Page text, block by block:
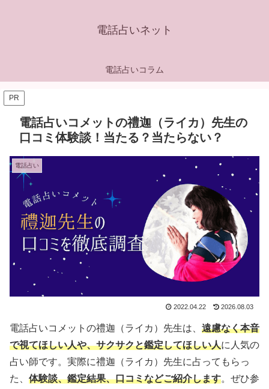
電話占いネット
電話占いコラム
PR
電話占いコメットの禮迦（ライカ）先生の
口コミ体験談！当たる？当たらない？
電話占い
2022.04.22 2026.08.03
電話占いコメットの禮迦（ライカ）先生は、 遠慮なく本音
で視てほしい人や、サクサクと鑑定してほしい人に人気の
占い師です。実際に禮迦（ライカ）先生に占ってもらっ
た、 体験談、鑑定結果、口コミなどご紹介します。ぜひ参